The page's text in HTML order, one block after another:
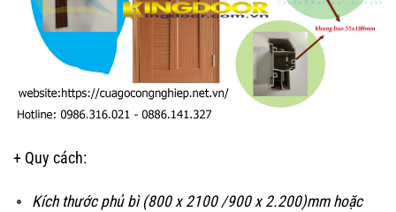
+ Quy cách:
Kích thước phủ bì (800 x 2100 /900 x 2.200)mm hoặc